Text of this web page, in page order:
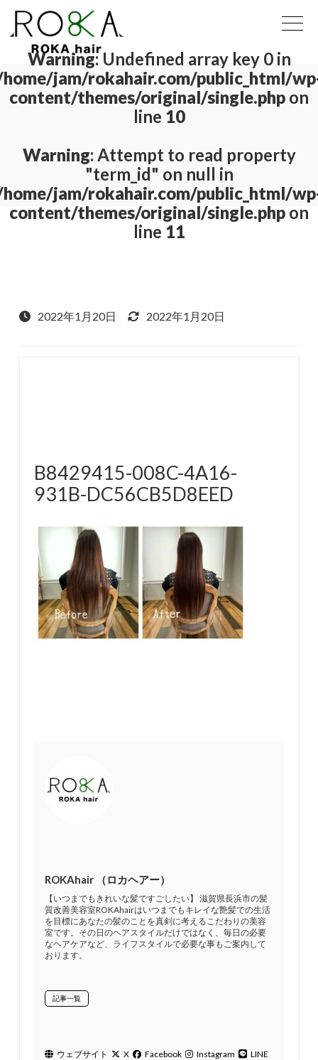
Warning: Undefined array key 0 in
jam/rokahair.com/public_html/
content/themes/original/single.php on
line 10
Warning: Attempt to read property
"term_id" on null in
jam/rokahair.com/public_html/
content/themes/original/single.php on
line 11
2022年1月20日 2022年1月20日
B8429415-008C-4A16-
931B-DC56CB5D8EED
ROKAhair （ロカヘアー）
【いつまでもきれいな髪ですごしたい】 滋賀県長浜市の髪
質改善美容室ROKAhairはいつまでもキレイな艶髪での生活
を目標にあなたの髪のことを真剣に考えるこだわりの美容
室です。その日のヘアスタイルだけではなく、毎日の必要
なヘアケアなど、ライフスタイルで必要な事もご案内して
おります。
記事一覧
ウェブサイト X Facebook Instagram LINE